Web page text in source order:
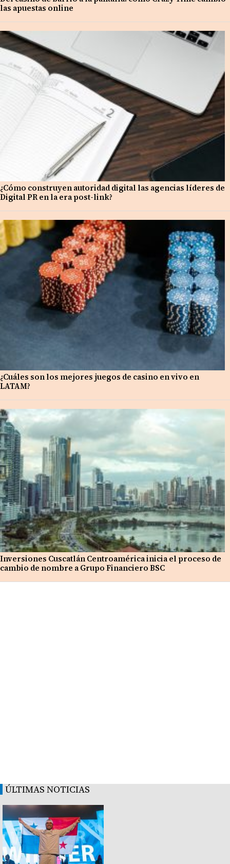
las apuestas online
¿Cómo construyen autoridad digital las agencias líderes de
Digital PR en la era post-link?
¿Cuáles son los mejores juegos de casino en vivo en
LATAM?
Inversiones Cuscatlán Centroamérica inicia el proceso de
cambio de nombre a Grupo Financiero BSC
ÚLTIMAS NOTICIAS